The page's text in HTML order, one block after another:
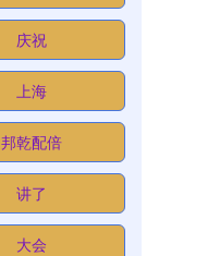
庆祝
上海
邦乾配倍
讲了
大会